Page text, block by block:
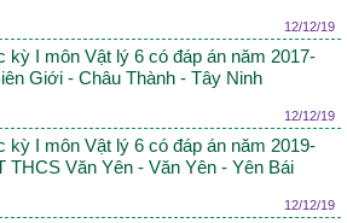
12/12/19
kỳ I môn Vật lý 6 có đáp án năm 2017-
Giới - Châu Thành - Tây Ninh
12/12/19
kỳ I môn Vật lý 6 có đáp án năm 2019-
THCS Văn Yên - Văn Yên - Yên Bái
12/12/19